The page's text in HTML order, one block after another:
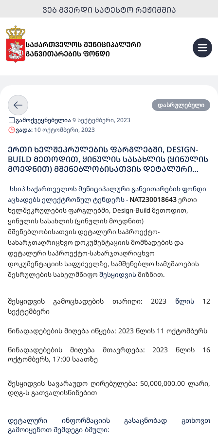
ᲕᲔᲑ ᲒᲕᲔᲠᲓᲘ ᲡᲐᲢᲔᲡᲢᲝ ᲠᲔᲟᲘᲛᲨᲘᲐ
დასრულებული
გამოქვეყნებულია 9 სექტემბერი, 2023
ვადა: 10 ოქტომბერი, 2023
ᲔᲠᲗᲘ ᲮᲔᲚᲨᲔᲙᲠᲣᲚᲔᲑᲘᲡ ᲤᲐᲠᲒᲚᲔᲑᲨᲘ, DESIGN-
BUILD ᲛᲔᲗᲝᲓᲘᲗ, ᲧᲘᲜᲣᲚᲘᲡ ᲡᲐᲡᲐᲮᲚᲘᲡ (ᲧᲘᲜᲣᲚᲘᲡ
ᲛᲝᲔᲓᲜᲘᲗ) ᲛᲨᲔᲜᲔᲑᲚᲝᲑᲘᲡᲐᲗᲕᲘᲡ ᲓᲔᲢᲐᲚᲣᲠᲘ
ᲓᲝᲙᲣᲛᲔᲜᲢᲐᲪᲘᲘᲡ ᲛᲝᲛᲖᲐᲓᲔᲑᲘᲡ ᲓᲐ ᲓᲔᲢᲐᲚᲣᲠᲘ
ᲡᲐᲞᲠᲝᲔᲥᲢᲝ-ᲡᲐᲮᲐᲠᲯᲗᲐᲦᲠᲘᲪᲮᲕᲝ
ᲓᲝᲙᲣᲛᲔᲜᲢᲐᲪᲘᲘᲡ ᲡᲐᲤᲣᲫᲕᲔᲚᲖᲔ, ᲡᲐᲛᲨᲔᲜᲔᲑᲚᲝ
ᲡᲐᲛᲣᲨᲐᲝᲔᲑᲘᲡ ᲨᲔᲡᲠᲣᲚᲔᲑᲘᲡ ᲡᲐᲮᲔᲚᲛᲬᲘᲤᲝ
ᲨᲔᲡᲧᲘᲓᲕᲐ
სსიპ საქართველოს მუნიციპალური განვითარების ფონდი
აცხადებს ელექტრონულ ტენდერს- NAT230018643ერთი
ხელშეკრულების ფარგლებში, Design-Build მეთოდით,
ყინულის სასახლის (ყინულის მოედნით)
მშენებლობისათვის დეტალური საპროექტო-
სახარჯთაღრიცხვო დოკუმენტაციის მომზადების და
დეტალური საპროექტო-სახარჯთაღრიცხვო
დოკუმენტაციის საფუძველზე, სამშენებლო სამუშაოების
შესრულების სახელმწიფო შესყიდვისმიზნით.
შესყიდვის გამოცხადების თარიღი: 2023 წლის 12
სექტემბერი
წინადადებების მიღება იწყება: 2023 წლის 11 ოქტომბერს
წინადადებების მიღება მთავრდება: 2023 წლის 16
ოქტომბერს, 17:00 საათზე
შესყიდვის სავარაუდო ღირებულება: 50,000,000.00 ლარი,
დღგ-ს გათვალისწინებით
დეტალური ინფორმაციის გასაცნობად გთხოვთ
გამოიყენოთ შემდეგი ბმული: